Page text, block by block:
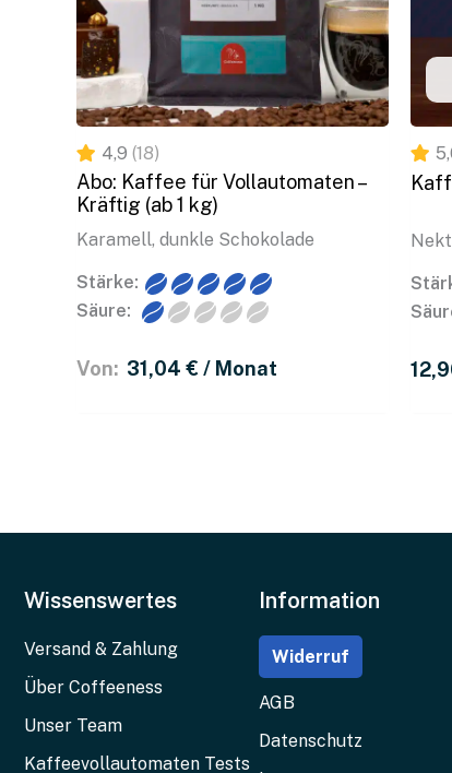
Decaf-Zubereitungstipps:
Unsere Kaffeebohnen ohne Koffein halten
entkoffeiniert sollte nicht anders
Unser entkoffeinierter Kaffee bietet dir
Espressomaschine oder im hybriden
4,9 (18)
Abo: Kaffee für Vollautomaten –
Kräftig (ab 1 kg)
Karamell, dunkle Schokolade
Stärke:
Säure:
Von: 31,04 € / Monat
Wissenswertes
Versand & Zahlung
Über Coffeeness
Unser Team
Kaffeevollautomaten Tests
Information
Widerruf
AGB
Datenschutz